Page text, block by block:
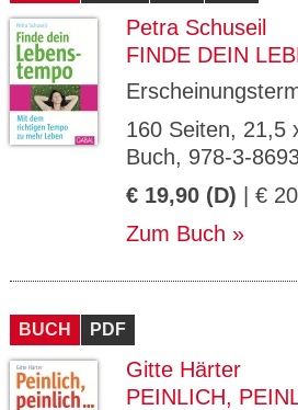
Petra Schuseil
FINDE DEIN
160 Seiten, 21,5
Buch, 978-3-
€ 19,90 (D) | €
Zum Buch
BUCH PDF
Gitte Härter
PEINLICH,